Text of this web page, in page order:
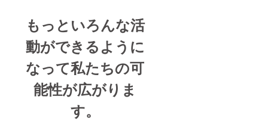
もっといろんな活
動ができるように
なって私たちの可
能性が広がりま
す。